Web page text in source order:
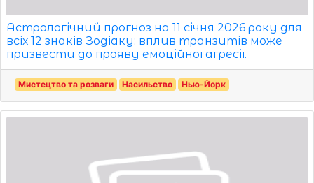
Астрологічний прогноз на 11 січня 2026 року для
всіх 12 знаків Зодіаку: вплив транзитів може
призвести до прояву емоційної агресії.
Мистецтво та розваги Насильство Нью-Йорк